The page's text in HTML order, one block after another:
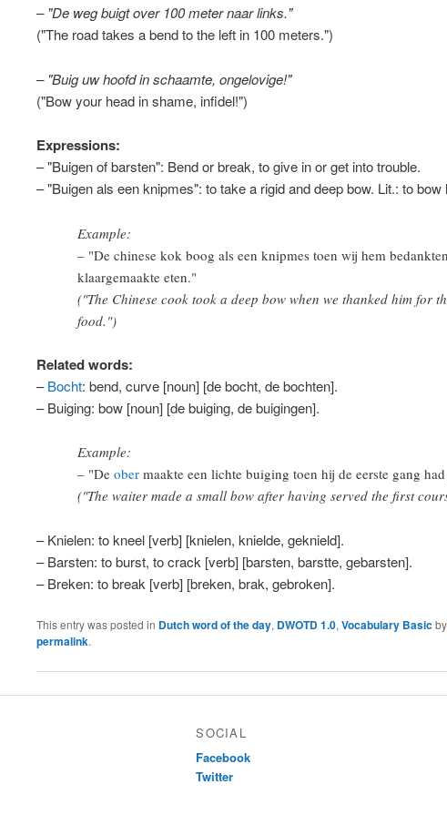
– "De weg buigt over 100 meter naar links."
("The road takes a bend to the left in 100 meters.")
– "Buig uw hoofd in schaamte, ongelovige!"
("Bow your head in shame, infidel!")
Expressions:
– "Buigen of barsten": Bend or break, to give in or get into trouble.
– "Buigen als een knipmes": to take a rigid and deep bow. Lit.: to
Example:
– "De chinese kok boog als een knipmes toen wij hem
klaargemaakte eten."
("The Chinese cook took a deep bow when we thanked him for
food.")
Related words:
–Bocht: bend, curve [noun] [de bocht, de bochten].
– Buiging: bow [noun] [de buiging, de buigingen].
Example:
– "De ober maakte een lichte buiging toen hij de eerste gang
("The waiter made a small bow after having served the first
– Knielen: to kneel [verb] [knielen, knielde, geknield].
– Barsten: to burst, to crack [verb] [barsten, barstte, gebarsten].
– Breken: to break [verb] [breken, brak, gebroken].
This entry was posted in Dutch word of the day, DWOTD 1.0, Vocabulary Basicby
permalink.
SOCIAL
Facebook
Twitter